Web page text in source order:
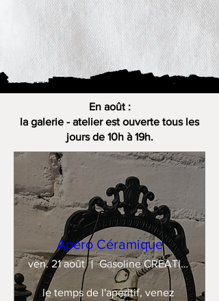
En août :
la galerie - atelier est ouverte tous les
jours de 10h à 19h.
Apéro Céramique
ven. 21 août Gasoline CREATION
le temps de l'apéritif, venez